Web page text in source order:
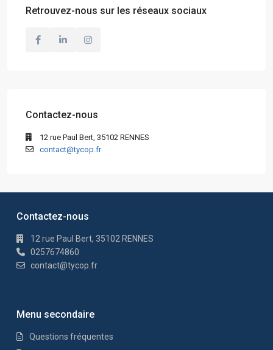
Retrouvez-nous sur les réseaux sociaux
Contactez-nous
12 rue Paul Bert, 35102 RENNES
contact@tycop.fr
Contactez-nous
12 rue Paul Bert, 35102 RENNES
0257674860
contact@tycop.fr
Menu secondaire
Questions fréquentes